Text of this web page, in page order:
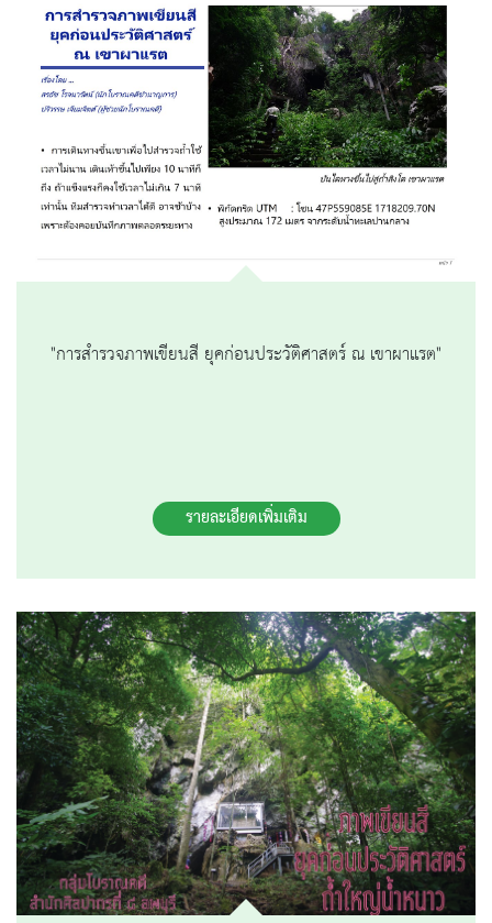
"การสำรวจภาพเขียนสี ยุคก่อนประวัติศาสตร์ ณ เขาผาแรต"
รายละเอียดเพิ่มเติม